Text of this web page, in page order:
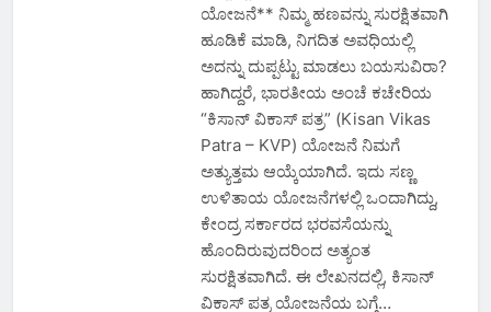
ಯೋಜನೆ** ನಿಮ್ಮ ಹಣವನ್ನು ಸುರಕ್ಷಿತವಾಗಿ
ಹೂಡಿಕೆ ಮಾಡಿ, ನಿಗದಿತ ಅವಧಿಯಲ್ಲಿ
ಅದನ್ನು ದುಪ್ಪಟ್ಟು ಮಾಡಲು ಬಯಸುವಿರಾ?
ಹಾಗಿದ್ದರೆ, ಭಾರತೀಯ ಅಂಚೆ ಕಚೇರಿಯ
“ಕಿಸಾನ್ ವಿಕಾಸ್ ಪತ್ರ” (Kisan Vikas
Patra – KVP) ಯೋಜನೆ ನಿಮಗೆ
ಅತ್ಯುತ್ತಮ ಆಯ್ಕೆಯಾಗಿದೆ. ಇದು ಸಣ್ಣ
ಉಳಿತಾಯ ಯೋಜನೆಗಳಲ್ಲಿ ಒಂದಾಗಿದ್ದು,
ಕೇಂದ್ರ ಸರ್ಕಾರದ ಭರವಸೆಯನ್ನು
ಹೊಂದಿರುವುದರಿಂದ ಅತ್ಯಂತ
ಸುರಕ್ಷಿತವಾಗಿದೆ. ಈ ಲೇಖನದಲ್ಲಿ, ಕಿಸಾನ್
ವಿಕಾಸ್ ಪತ್ರ ಯೋಜನೆಯ ಬಗ್ಗೆ…